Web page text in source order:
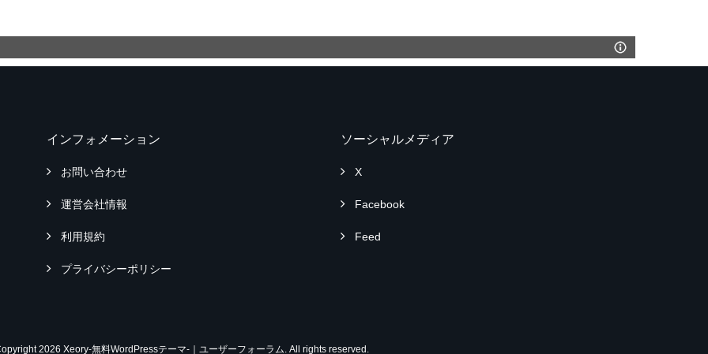
インフォメーション
お問い合わせ
運営会社情報
利用規約
プライバシーポリシー
ソーシャルメディア
X
Facebook
Feed
2026 Xeory-無料WordPressテーマ-｜ユーザーフォーラム. All rights reserved.